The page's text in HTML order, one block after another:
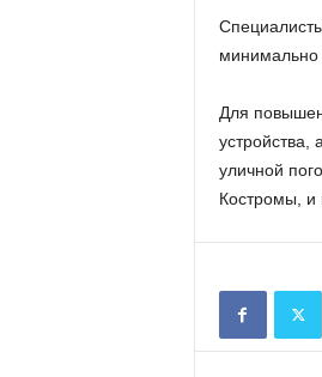
минимально
Для
устройства,
уличной
Костромы, и